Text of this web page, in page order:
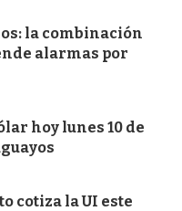
la combinación
alarmas por
hoy lunes 10 de
cotiza la UI este